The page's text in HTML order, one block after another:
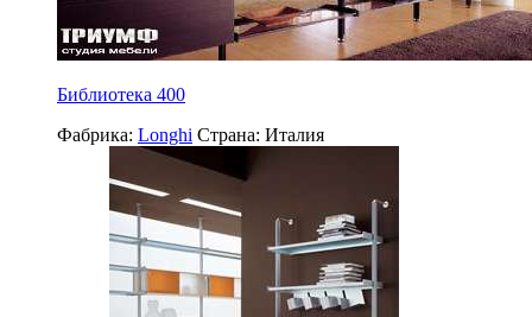
Библиотека 400
Фабрика: Longhi Страна: Италия